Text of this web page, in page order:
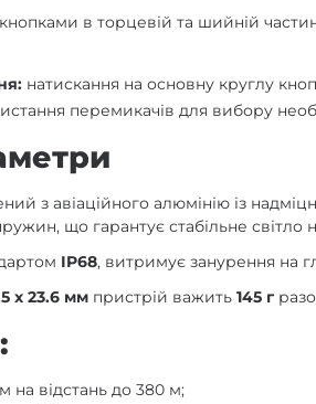
в торцевій та шийній
натискання на основну круглу
перемикачів для вибору
з авіаційного алюмінію із
що гарантує стабільне світло
IP68, витримує занурення на
х 23.6 мм пристрій важить145 г
на відстань до 380 м;